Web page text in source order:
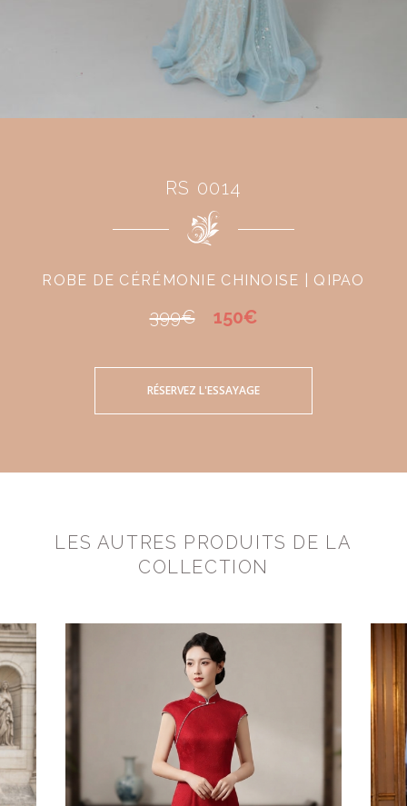
RS 0014
ROBE DE CÉRÉMONIE CHINOISE | QIPAO
399€ 150€
RÉSERVEZ L'ESSAYAGE
LES AUTRES PRODUITS DE LA
COLLECTION